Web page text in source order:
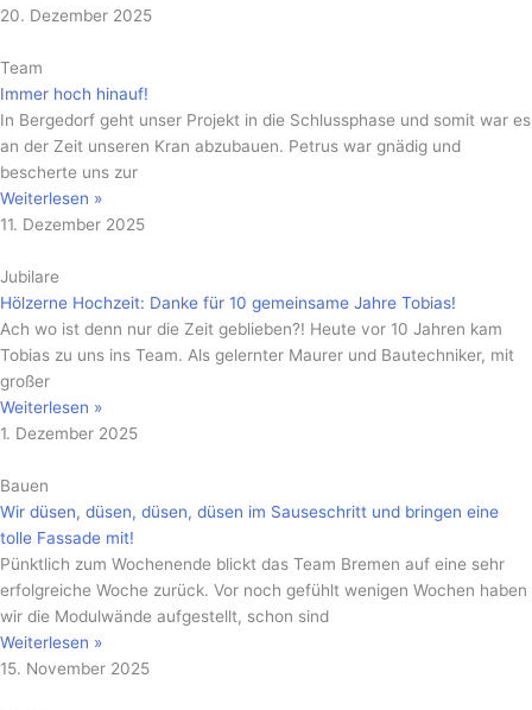
20. Dezember 2025
Team
Immer hoch hinauf!
In Bergedorf geht unser Projekt in die Schlussphase und somit war es
an der Zeit unseren Kran abzubauen. Petrus war gnädig und
bescherte uns zur
Weiterlesen »
11. Dezember 2025
Jubilare
Hölzerne Hochzeit: Danke für 10 gemeinsame Jahre Tobias!
Ach wo ist denn nur die Zeit geblieben?! Heute vor 10 Jahren kam
Tobias zu uns ins Team. Als gelernter Maurer und Bautechniker, mit
großer
Weiterlesen »
1. Dezember 2025
Bauen
Wir düsen, düsen, düsen, düsen im Sauseschritt und bringen eine
tolle Fassade mit!
Pünktlich zum Wochenende blickt das Team Bremen auf eine sehr
erfolgreiche Woche zurück. Vor noch gefühlt wenigen Wochen haben
wir die Modulwände aufgestellt, schon sind
Weiterlesen »
15. November 2025